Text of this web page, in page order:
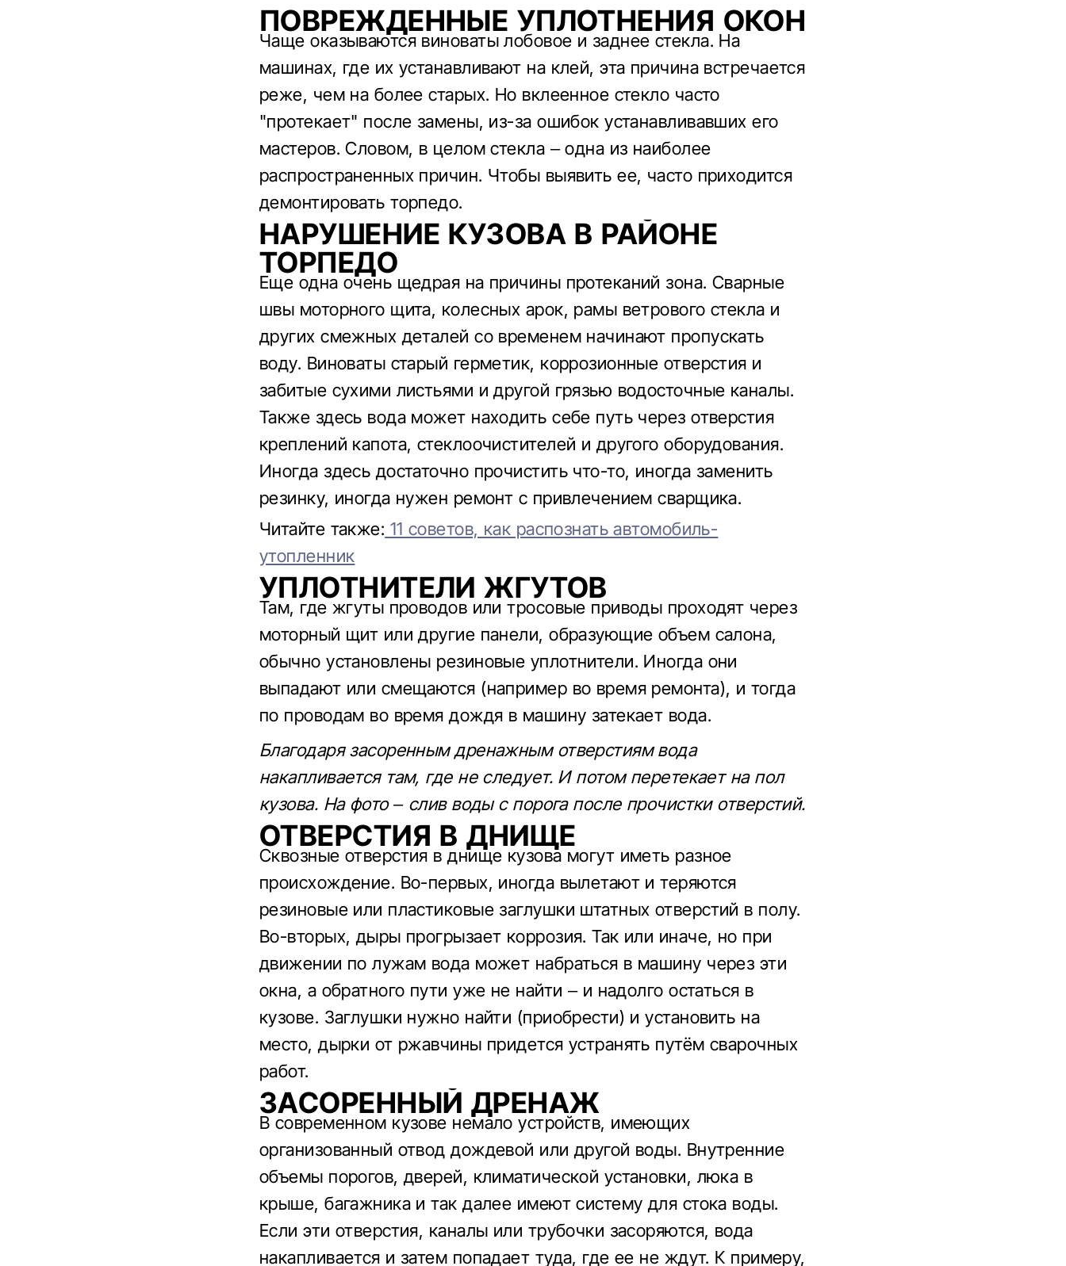
ПОВРЕЖДЕННЫЕ УПЛОТНЕНИЯ ОКОН
Чаще оказываются виноваты лобовое и заднее стекла. На
машинах, где их устанавливают на клей, эта причина встречается
реже, чем на более старых. Но вклеенное стекло часто
"протекает" после замены, из-за ошибок устанавливавших его
мастеров. Словом, в целом стекла – одна из наиболее
распространенных причин. Чтобы выявить ее, часто приходится
демонтировать торпедо.
НАРУШЕНИЕ КУЗОВА В РАЙОНЕ
ТОРПЕДО
Еще одна очень щедрая на причины протеканий зона. Сварные
швы моторного щита, колесных арок, рамы ветрового стекла и
других смежных деталей со временем начинают пропускать
воду. Виноваты старый герметик, коррозионные отверстия и
забитые сухими листьями и другой грязью водосточные каналы.
Также здесь вода может находить себе путь через отверстия
креплений капота, стеклоочистителей и другого оборудования.
Иногда здесь достаточно прочистить что-то, иногда заменить
резинку, иногда нужен ремонт с привлечением сварщика.
Читайте также: 11 советов, как распознать автомобиль-
утопленник
УПЛОТНИТЕЛИ ЖГУТОВ
Там, где жгуты проводов или тросовые приводы проходят через
моторный щит или другие панели, образующие объем салона,
обычно установлены резиновые уплотнители. Иногда они
выпадают или смещаются (например во время ремонта), и тогда
по проводам во время дождя в машину затекает вода.
Благодаря засоренным дренажным отверстиям вода
накапливается там, где не следует. И потом перетекает на пол
кузова. На фото – слив воды с порога после прочистки отверстий.
ОТВЕРСТИЯ В ДНИЩЕ
Сквозные отверстия в днище кузова могут иметь разное
происхождение. Во-первых, иногда вылетают и теряются
резиновые или пластиковые заглушки штатных отверстий в полу.
Во-вторых, дыры прогрызает коррозия. Так или иначе, но при
движении по лужам вода может набраться в машину через эти
окна, а обратного пути уже не найти – и надолго остаться в
кузове. Заглушки нужно найти (приобрести) и установить на
место, дырки от ржавчины придется устранять путём сварочных
работ.
ЗАСОРЕННЫЙ ДРЕНАЖ
В современном кузове немало устройств, имеющих
организованный отвод дождевой или другой воды. Внутренние
объемы порогов, дверей, климатической установки, люка в
крыше, багажника и так далее имеют систему для стока воды.
Если эти отверстия, каналы или трубочки засоряются, вода
накапливается и затем попадает туда, где ее не ждут. К примеру,